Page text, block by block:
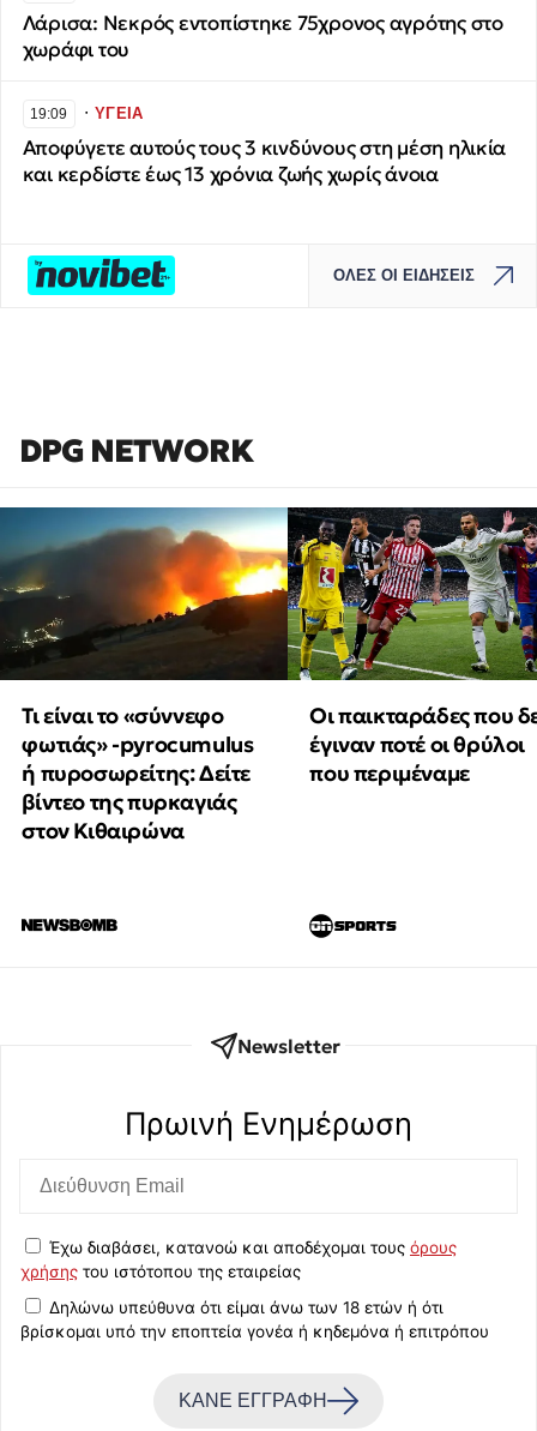
Λάρισα: Νεκρός εντοπίστηκε 75χρονος αγρότης στο
χωράφι του
19:09 ∙ΥΓΕΙΑ
Αποφύγετε αυτούς τους 3 κινδύνους στη μέση ηλικία
και κερδίστε έως 13 χρόνια ζωής χωρίς άνοια
ΟΛΕΣ ΟΙ ΕΙΔΗΣΕΙΣ
DPG NETWORK
Τι είναι το «σύννεφο
φωτιάς» -pyrocumulus
ή πυροσωρείτης: Δείτε
βίντεο της πυρκαγιάς
στον Κιθαιρώνα
Οι παικταράδες που
έγιναν ποτέ οι θρύλοι
που περιμέναμε
Newsletter
Πρωινή Eνημέρωση
Έχω διαβάσει, κατανοώ και αποδέχομαι τους όρους
χρήσης του ιστότοπου της εταιρείας
Δηλώνω υπεύθυνα ότι είμαι άνω των 18 ετών ή ότι
βρίσκομαι υπό την εποπτεία γονέα ή κηδεμόνα ή επιτρόπου
ΚΑΝΕ ΕΓΓΡΑΦΗ